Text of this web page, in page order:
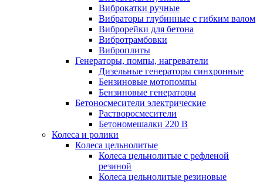
Виброкатки ручные
Вибраторы глубинные с гибким валом
Виброрейки для бетона
Вибротрамбовки
Виброплиты
Генераторы, помпы, нагреватели
Дизельные генераторы синхронные
Бензиновые мотопомпы
Бензиновые генераторы
Бетоносмесители электрические
Растворосмесители
Бетономешалки 220 В
Колеса и ролики
Колеса цельнолитые
Колеса цельнолитые с рефленой
резиной
Колеса цельнолитые резиновые